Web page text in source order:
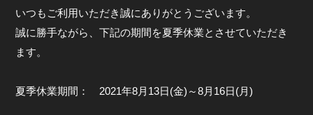
いつもご利用いただき誠にありがとうございます。
誠に勝手ながら、下記の期間を夏季休業とさせていただき
ます。
夏季休業期間： 2021年8月13日(金)～8月16日(月)